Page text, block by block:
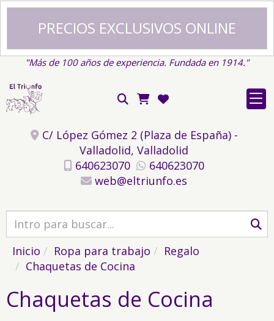
PRECIOS EXCLUSIVOS ONLINE
"Más de 100 años de experiencia. Fundada en 1914."
C/ López Gómez 2 (Plaza de España) -
Valladolid, Valladolid
640623070
640623070
web
eltriunfo.es
Inicio Ropa para trabajo
Regalo
Chaquetas de Cocina
Chaquetas de Cocina